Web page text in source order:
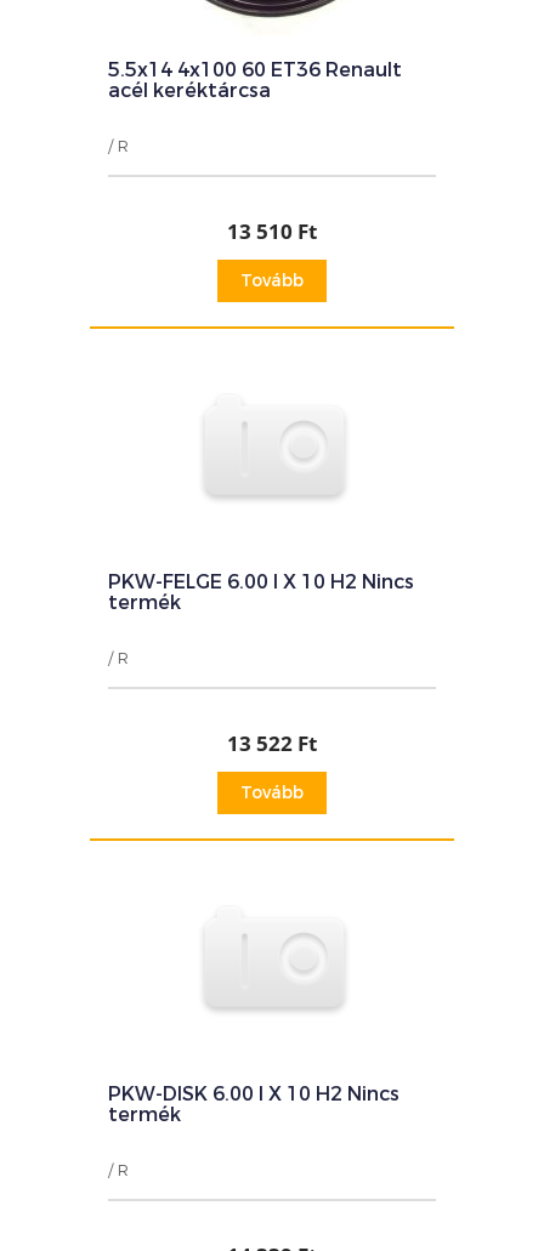
5.5x14 4x100 60 ET36 Renault
acél keréktárcsa
/ R
13 510 Ft
Tovább
PKW-FELGE 6.00 I X 10 H2 Nincs
termék
/ R
13 522 Ft
Tovább
PKW-DISK 6.00 I X 10 H2 Nincs
termék
/ R